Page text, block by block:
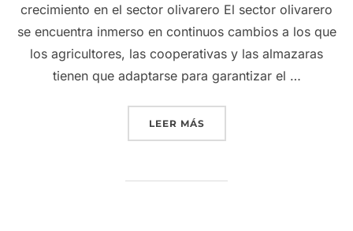
crecimiento en el sector olivarero El sector olivarero
se encuentra inmerso en continuos cambios a los que
los agricultores, las cooperativas y las almazaras
tienen que adaptarse para garantizar el …
LEER MÁS«GRUPO INTERÓLEO